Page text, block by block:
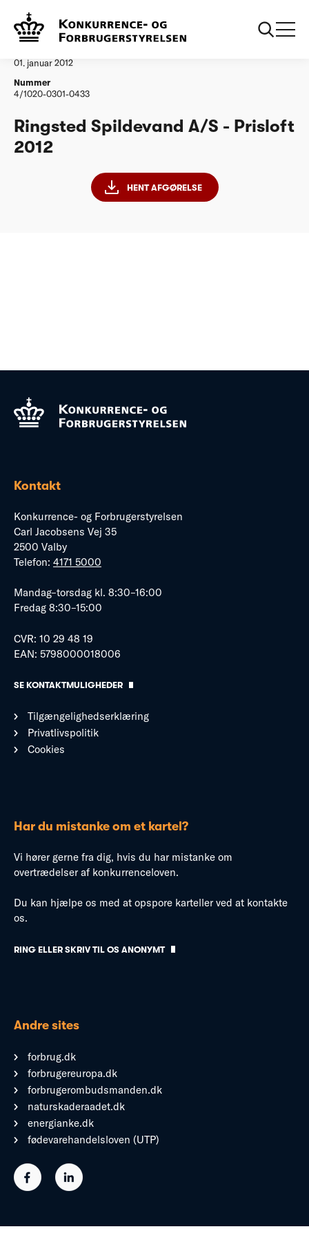
Vandtilsyn
01. januar 2012
Nummer
4/1020-0301-0433
Ringsted Spildevand A/S - Prisloft
2012
HENT AFGØRELSE
Kontakt
Konkurrence- og Forbrugerstyrelsen
Carl Jacobsens Vej 35
2500 Valby
Telefon: 4171 5000
Mandag–torsdag kl. 8:30–16:00
Fredag 8:30–15:00
CVR: 10 29 48 19
EAN: 5798000018006
SE KONTAKTMULIGHEDER
Tilgængelighedserklæring
Privatlivspolitik
Cookies
Har du mistanke om et kartel?
Vi hører gerne fra dig, hvis du har mistanke om
overtrædelser af konkurrenceloven.
Du kan hjælpe os med at opspore karteller ved at kontakte
os.
RING ELLER SKRIV TIL OS ANONYMT
Andre sites
forbrug.dk
forbrugereuropa.dk
forbrugerombudsmanden.dk
naturskaderaadet.dk
energianke.dk
fødevarehandelsloven (UTP)